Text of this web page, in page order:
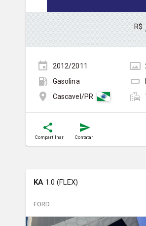
R$
2012/2011
Gasolina
Cascavel/PR
Compartilhar Contatar
KA 1.0 (FLEX)
FORD